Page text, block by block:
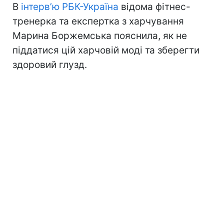
В інтерв’ю РБК-Україна відома фітнес-
тренерка та експертка з харчування
Марина Боржемська пояснила, як не
піддатися цій харчовій моді та зберегти
здоровий глузд.